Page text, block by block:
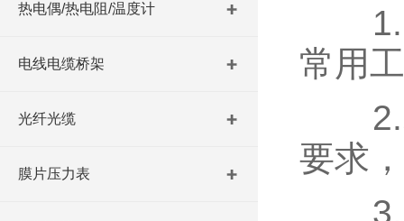
热电偶/热电阻/温度计
电线电缆桥架
光纤光缆
膜片压力表
1.工
常用
2.材
要求
3.环